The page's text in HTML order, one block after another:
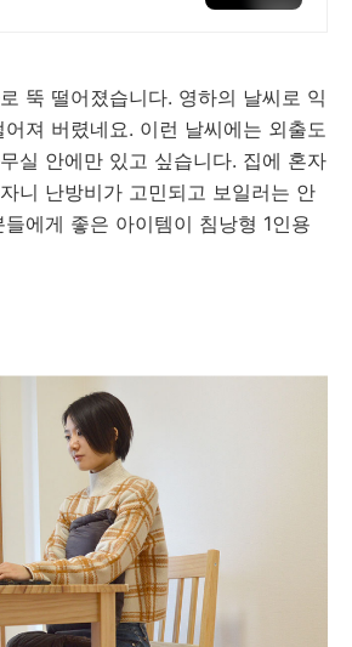
뚝 떨어졌습니다. 영하의 날씨로 익
져 버렸네요. 이런 날씨에는 외출도
실 안에만 있고 싶습니다. 집에 혼자
니 난방비가 고민되고 보일러는 안
에게 좋은 아이템이 침낭형 1인용